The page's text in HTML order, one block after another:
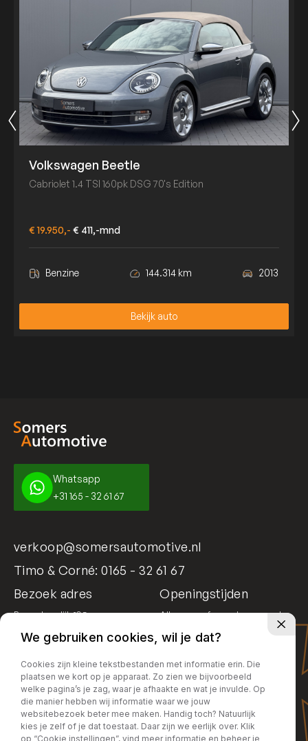
Volkswagen Beetle
Cabriolet 1.4 TSI 160pk DSG 70's Edition
€ 19.950,- € 411,-mnd
Benzine 144.314 km 2013
Bekijk auto
Bekijk auto
Whatsapp
+31 165 - 32 61 67
verkoop@somersautomotive.nl
Timo & Corné:0165 - 32 61 67
Bezoek adres
Bosschendijk 195
Openingstijden
Alleen op afspraak geopend
We gebruiken cookies, wil je dat?
Cookies zijn kleine tekstbestanden met informatie erin. Die
plaatsen we kort op je apparaat. Zo zien we bijvoorbeeld
welke pagina’s je zag, waar je afhaakte en wat je invulde. Op
die manier hebben wij informatie waar we jouw
websitebezoek beter mee maken. Handig toch? Natuurlijk
kies je zelf of je dat toestaat. Daar zijn we eerlijk over. Klik
op “Cookie instellingen”, vind meer informatie en beheer je